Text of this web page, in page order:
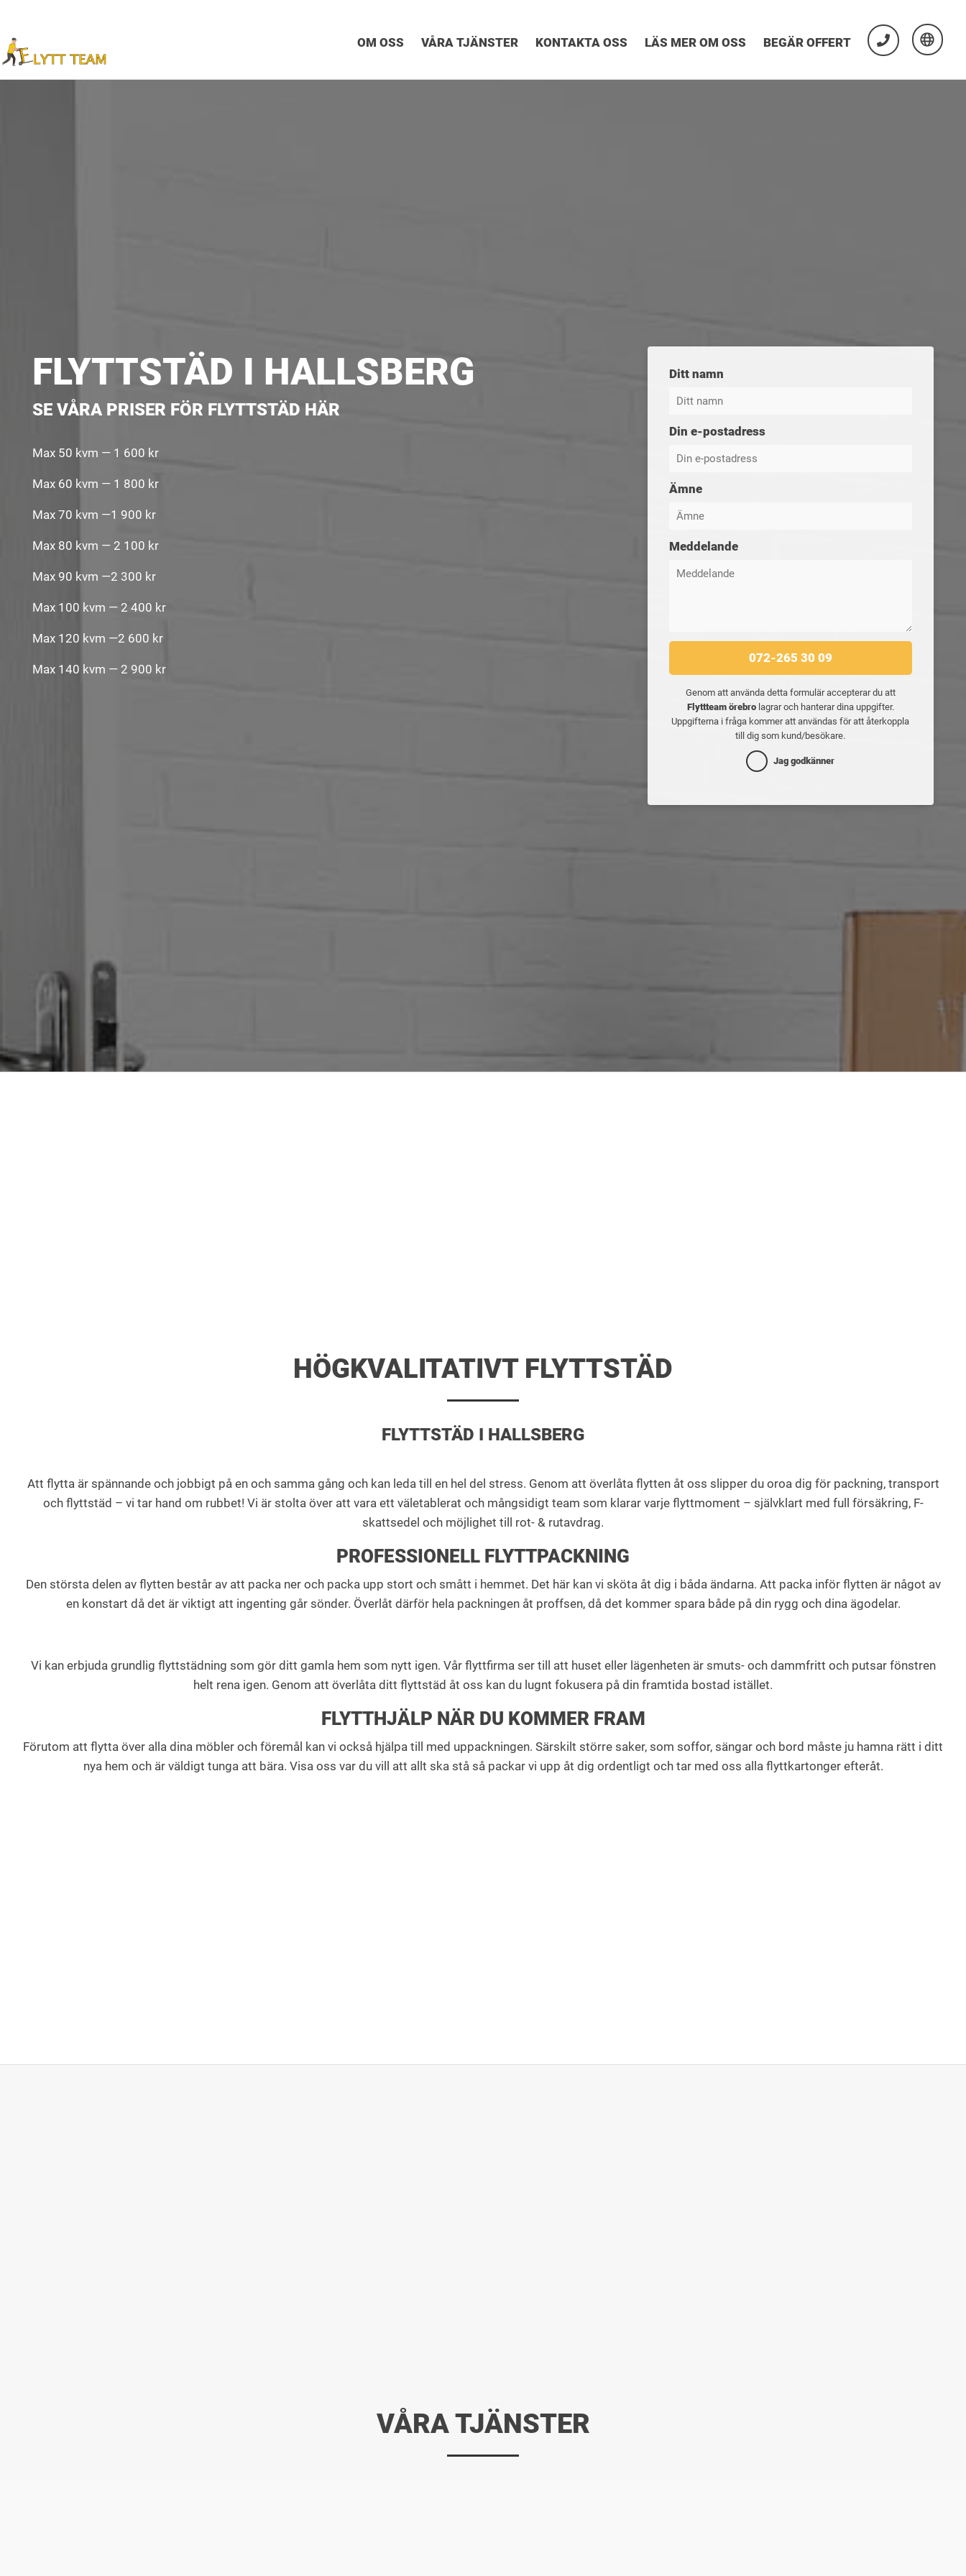
OM OSS VÅRA TJÄNSTER KONTAKTA OSS LÄS MER OM OSS BEGÄR OFFERT
FLYTTSTÄD I HALLSBERG
SE VÅRA PRISER FÖR FLYTTSTÄD HÄR
Max 50 kvm — 1 600 kr
Max 60 kvm — 1 800 kr
Max 70 kvm —1 900 kr
Max 80 kvm — 2 100 kr
Max 90 kvm —2 300 kr
Max 100 kvm — 2 400 kr
Max 120 kvm —2 600 kr
Max 140 kvm — 2 900 kr
Ditt namn
Din e-postadress
Ämne
Meddelande
072-265 30 09
Genom att använda detta formulär accepterar du att
Flyttteam örebrolagrar och hanterar dina uppgifter.
Uppgifterna i fråga kommer att användas för att återkoppla
till dig som kund/besökare.
Jag godkänner
HÖGKVALITATIVT FLYTTSTÄD
FLYTTSTÄD I HALLSBERG
Att flytta är spännande och jobbigt på en och samma gång och kan leda till en hel del stress. Genom att överlåta flytten åt oss slipper du oroa dig för packning, transport
och flyttstäd – vi tar hand om rubbet! Vi är stolta över att vara ett väletablerat och mångsidigt team som klarar varje flyttmoment – självklart med full försäkring, F-
skattsedel och möjlighet till rot- & rutavdrag.
PROFESSIONELL FLYTTPACKNING
Den största delen av flytten består av att packa ner och packa upp stort och smått i hemmet. Det här kan vi sköta åt dig i båda ändarna. Att packa inför flytten är något av
en konstart då det är viktigt att ingenting går sönder. Överlåt därför hela packningen åt proffsen, då det kommer spara både på din rygg och dina ägodelar.
Vi kan erbjuda grundlig flyttstädning som gör ditt gamla hem som nytt igen. Vår flyttfirma ser till att huset eller lägenheten är smuts- och dammfritt och putsar fönstren
helt rena igen. Genom att överlåta ditt flyttstäd åt oss kan du lugnt fokusera på din framtida bostad istället.
FLYTTHJÄLP NÄR DU KOMMER FRAM
Förutom att flytta över alla dina möbler och föremål kan vi också hjälpa till med uppackningen. Särskilt större saker, som soffor, sängar och bord måste ju hamna rätt i ditt
nya hem och är väldigt tunga att bära. Visa oss var du vill att allt ska stå så packar vi upp åt dig ordentligt och tar med oss alla flyttkartonger efteråt.
VÅRA TJÄNSTER